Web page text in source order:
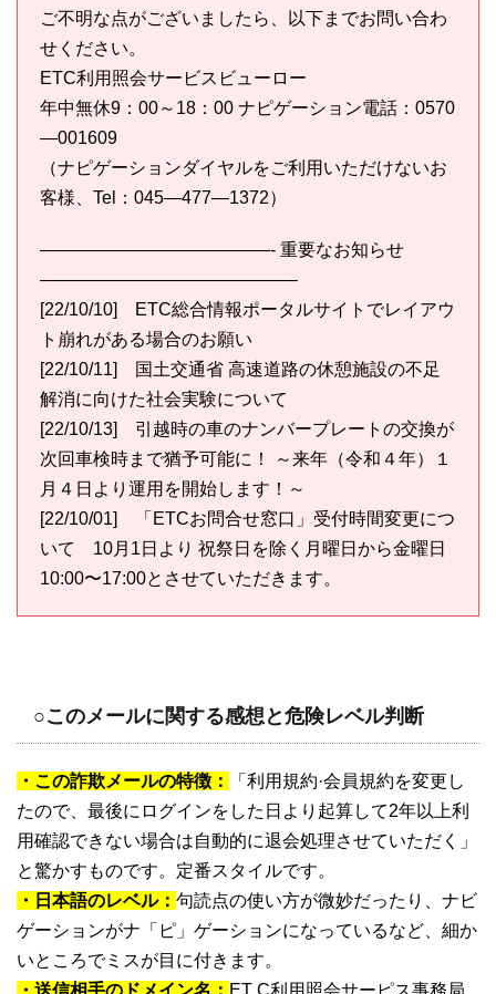
ご不明な点がございましたら、以下までお問い合わ
せください。
ETC利用照会サービスビューロー
年中無休9：00～18：00 ナピゲーション電話：0570
—001609
（ナピゲーションダイヤルをご利用いただけないお
客様、Tel：045—477—1372）
—————————————- 重要なお知らせ
——————————————–
[22/10/10] ETC総合情報ポータルサイトでレイアウ
ト崩れがある場合のお願い
[22/10/11] 国土交通省 高速道路の休憩施設の不足
解消に向けた社会実験について
[22/10/13] 引越時の車のナンバープレートの交換が
次回車検時まで猶予可能に！ ～来年（令和４年）１
月４日より運用を開始します！～
[22/10/01] 「ETCお問合せ窓口」受付時間変更につ
いて 10月1日より 祝祭日を除く月曜日から金曜日
10:00〜17:00とさせていただきます。
○このメールに関する感想と危険レベル判断
・この詐欺メールの特徴：
「利用規約·会員規約を変更し
たので、最後にログインをした日より起算して2年以上利
用確認できない場合は自動的に退会処理させていただく」
と驚かすものです。定番スタイルです。
・日本語のレベル： 句読点の使い方が微妙だったり、ナビ
ゲーションがナ「ピ」ゲーションになっているなど、細か
いところでミスが目に付きます。